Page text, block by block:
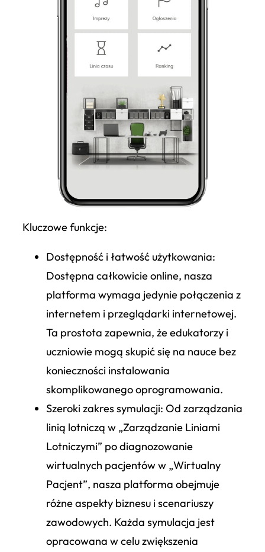
Kluczowe funkcje:
Dostępność i łatwość użytkowania:
Dostępna całkowicie online, nasza
platforma wymaga jedynie połączenia z
internetem i przeglądarki internetowej.
Ta prostota zapewnia, że edukatorzy i
uczniowie mogą skupić się na nauce bez
konieczności instalowania
skomplikowanego oprogramowania.
Szeroki zakres symulacji: Od zarządzania
linią lotniczą w „Zarządzanie Liniami
Lotniczymi” po diagnozowanie
wirtualnych pacjentów w „Wirtualny
Pacjent”, nasza platforma obejmuje
różne aspekty biznesu i scenariuszy
zawodowych. Każda symulacja jest
opracowana w celu zwiększenia